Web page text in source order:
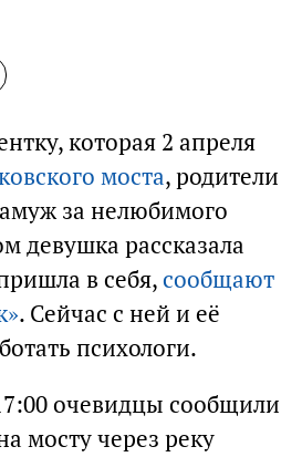
которая 2 апреля
моста, родители
за нелюбимого
девушка рассказала
в себя,сообщают
. Сейчас с ней и её
психологи.
очевидцы сообщили
мосту через реку